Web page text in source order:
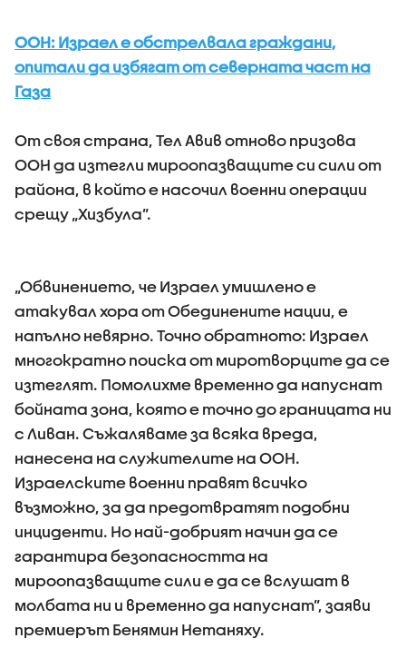
ООН: Израел е обстрелвала граждани,
опитали да избягат от северната част на
Газа
От своя страна, Тел Авив отново призова
ООН да изтегли мироопазващите си сили от
района, в който е насочил военни операции
срещу „Хизбула”.
„Обвинението, че Израел умишлено е
атакувал хора от Обединените нации, е
напълно невярно. Точно обратното: Израел
многократно поиска от миротворците да се
изтеглят. Помолихме временно да напуснат
бойната зона, която е точно до границата ни
с Ливан. Съжаляваме за всяка вреда,
нанесена на служителите на ООН.
Израелските военни правят всичко
възможно, за да предотвратят подобни
инциденти. Но най-добрият начин да се
гарантира безопасността на
мироопазващите сили е да се вслушат в
молбата ни и временно да напуснат”, заяви
премиерът Бенямин Нетаняху.